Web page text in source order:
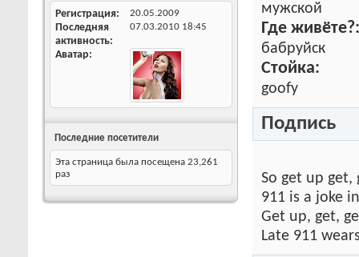
Регистрация 20.05.2009
Последняя
активность
07.03.2010 18:45
Аватар
Последние посетители
Эта страница была посещена 23,261
раз
мужской
Где живёте?:
бабруйск
Стойка:
goofy
Подпись
So get up get,
911 is a joke
Get up, get,
Late 911